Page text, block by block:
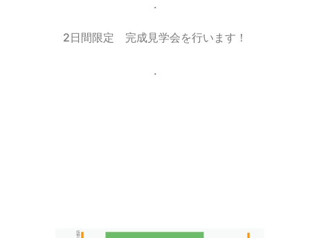
.
2日間限定 完成見学会を行います！
.